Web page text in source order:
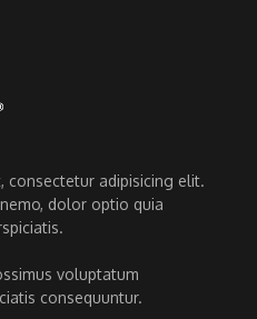
consectetur adipisicing elit.
dolor optio quia
voluptatum
consequuntur.